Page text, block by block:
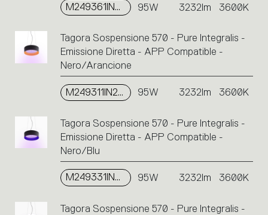
M249361IN2APP 95W 3232lm 3600K
Tagora Sospensione 570 - Pure Integralis -
Emissione Diretta - APP Compatible -
Nero/Arancione
M249311IN2APP 95W 3232lm 3600K
Tagora Sospensione 570 - Pure Integralis -
Emissione Diretta - APP Compatible -
Nero/Blu
M249331IN2APP 95W 3232lm 3600K
Tagora Sospensione 570 - Pure Integralis -